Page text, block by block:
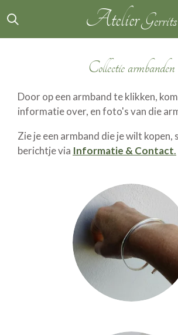
Ga
direct
naar
AtelierGerrits
Collectie armbanden
Door op een armband te klikken,
informatie over, en foto's van die
Zie je een armband die je wilt kopen,
berichtje via Informatie & Contact.